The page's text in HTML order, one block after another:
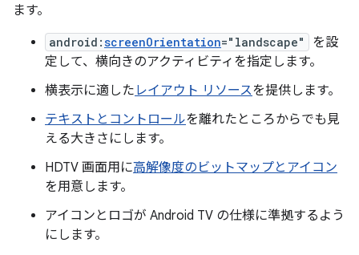
ます。
android:screenOrientation="landscape"
を設
定して、横向きのアクティビティを指定します。
横表示に適した レイアウト リソースを提供します。
テキストとコントロールを離れたところからでも見
える大きさにします。
HDTV 画面用に高解像度のビットマップとアイコン
を用意します。
アイコンとロゴが Android TV の仕様に準拠するよう
にします。